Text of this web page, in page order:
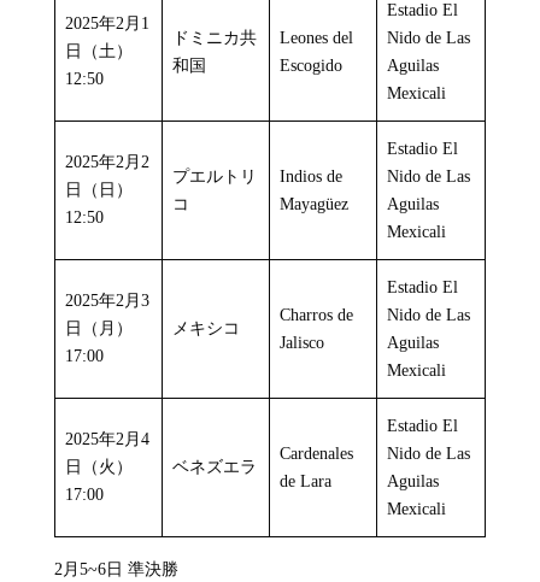
2025年2月1
日（土）
12:50
ドミニカ共
和国
Leones del
Escogido
Estadio El
Nido de Las
Aguilas
Mexicali
2025年2月2
日（日）
12:50
プエルトリ
コ
Indios de
Mayagüez
Estadio El
Nido de Las
Aguilas
Mexicali
2025年2月3
日（月）
17:00
メキシコ
Charros de
Jalisco
Estadio El
Nido de Las
Aguilas
Mexicali
2025年2月4
日（火）
17:00
ベネズエラ
Cardenales
de Lara
Estadio El
Nido de Las
Aguilas
Mexicali
2月5~6日 準決勝